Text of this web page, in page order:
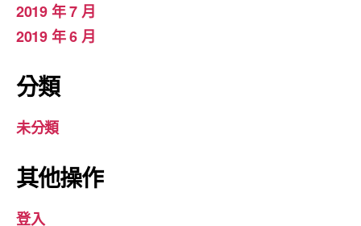
2019 年 7 月
2019 年 6 月
分類
未分類
其他操作
登入